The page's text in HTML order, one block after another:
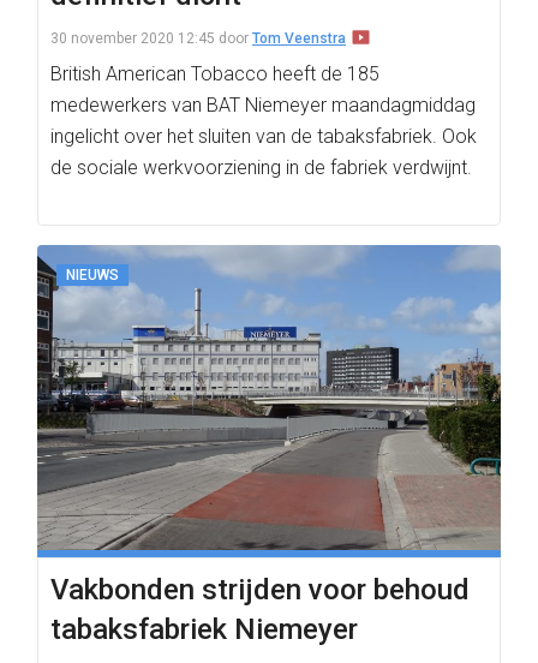
30 november 2020 12:45 door Tom Veenstra
British American Tobacco heeft de 185
medewerkers van BAT Niemeyer maandagmiddag
ingelicht over het sluiten van de tabaksfabriek. Ook
de sociale werkvoorziening in de fabriek verdwijnt.
NIEUWS
Vakbonden strijden voor behoud
tabaksfabriek Niemeyer